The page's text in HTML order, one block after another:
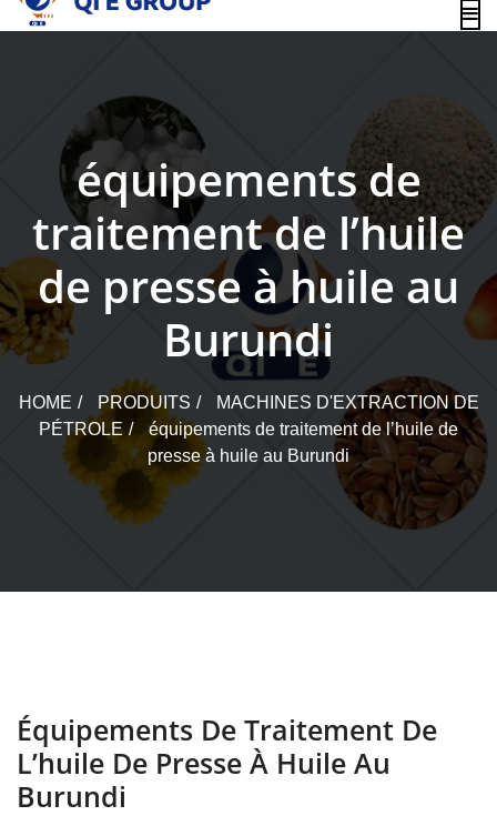
content
équipements de
traitement de l’huile
de presse à huile au
Burundi
HOME PRODUITS
MACHINES D'EXTRACTION DE
PÉTROLE
équipements de traitement de l’huile de
presse à huile au Burundi
Équipements De Traitement De
L’huile De Presse À Huile Au
Burundi